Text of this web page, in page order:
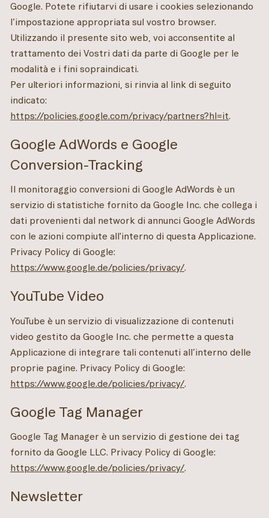
Google. Potete rifiutarvi di usare i cookies selezionando
l’impostazione appropriata sul vostro browser.
Utilizzando il presente sito web, voi acconsentite al
trattamento dei Vostri dati da parte di Google per le
modalità e i fini sopraindicati.
Per ulteriori informazioni, si rinvia al link di seguito
indicato:
https://policies.google.com/privacy/partners?hl=it.
Google AdWords e Google
Conversion-Tracking
Il monitoraggio conversioni di Google AdWords è un
servizio di statistiche fornito da Google Inc. che collega i
dati provenienti dal network di annunci Google AdWords
con le azioni compiute all'interno di questa Applicazione.
Privacy Policy di Google:
https://www.google.de/policies/privacy/.
YouTube Video
YouTube è un servizio di visualizzazione di contenuti
video gestito da Google Inc. che permette a questa
Applicazione di integrare tali contenuti all’interno delle
proprie pagine. Privacy Policy di Google:
https://www.google.de/policies/privacy/.
Google Tag Manager
Google Tag Manager è un servizio di gestione dei tag
fornito da Google LLC. Privacy Policy di Google:
https://www.google.de/policies/privacy/.
Newsletter